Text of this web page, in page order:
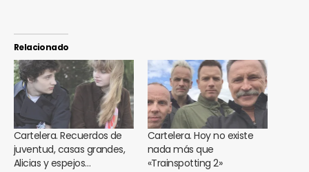
Relacionado
Cartelera. Recuerdos de
juventud, casas grandes,
Alicias y espejos…
Cartelera. Hoy no existe
nada más que
«Trainspotting 2»